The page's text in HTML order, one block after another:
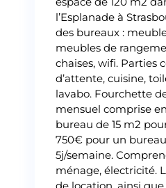
l’Esplanade à
des bureaux :
meubles de
chaises, wifi. Parties
d’attente, cuisine,
lavabo. Fourchette
mensuel comprise
bureau de 15 m2
750€ pour un
5j/semaine.
ménage, électricité.